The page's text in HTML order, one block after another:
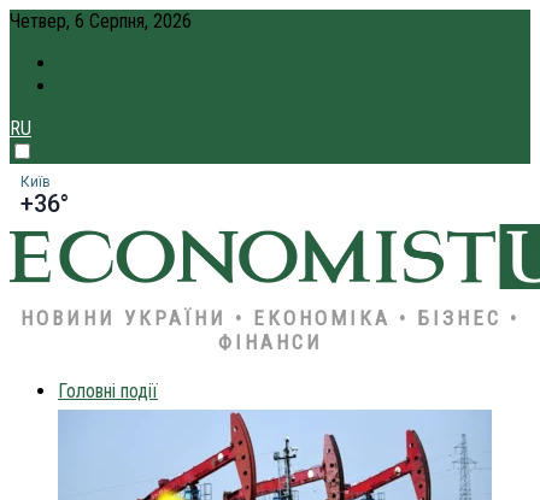
Четвер, 6 Серпня, 2026
RU
Київ
+36°
НОВИНИ УКРАЇНИ • ЕКОНОМІКА • БІЗНЕС •
ФІНАНСИ
Головні події